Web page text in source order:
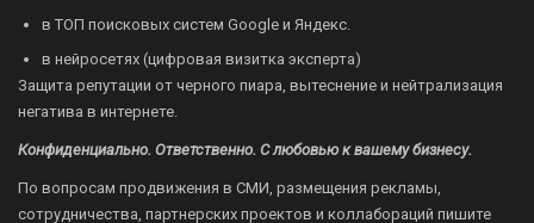
в ТОП поисковых систем Google и Яндекс.
в нейросетях (цифровая визитка эксперта)
Защита репутации от черного пиара, вытеснение и нейтрализация
негатива в интернете.
Конфиденциально. Ответственно. С любовью к вашему бизнесу.
По вопросам продвижения в СМИ, размещения рекламы,
сотрудничества, партнерских проектов и коллабораций пишите